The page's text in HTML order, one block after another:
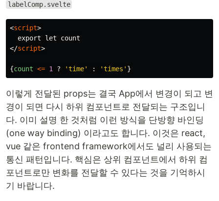
labelComp.svelte
<script>
</script>
{count <= 1 ? 'time' : 'times ' }
이렇게 전달된 props는 결국 App에서 변경이 되고 변
경이 되면 다시 하위 컴포넌트로 전달되는 구조입니
다. 이미 설명 한 것처럼 이런 방식을 단방향 바인딩
(one way binding) 이라고도 합니다. 이것은 react,
vue 같은 frontend framework에서도 널리 사용되는
통신 패턴입니다. 핵심은 상위 컴포넌트에서 하위 컴
포넌트로만 변화를 전달할 수 있다는 것을 기억하시
기 바랍니다.